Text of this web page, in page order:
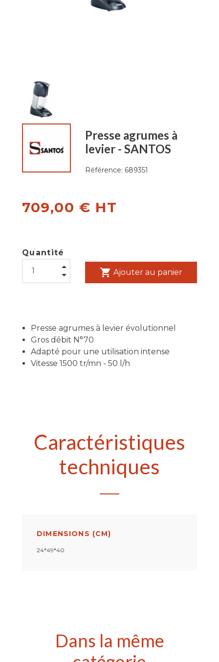
Presse agrumes à
levier - SANTOS
Référence: 689351
709,00 € HT
Quantité
shopping_cart Ajouter au panier
Presse agrumes à levier évolutionnel
Gros débit N°70
Adapté pour une utilisation intense
Vitesse 1500 tr/mn - 50 l/h
Caractéristiques
techniques
DIMENSIONS (CM)
24*49*40
Dans la même